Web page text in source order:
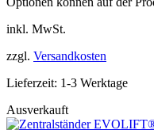
inkl. MwSt.
zzgl. Versandkosten
Lieferzeit: 1-3 Werktage
Ausverkauft